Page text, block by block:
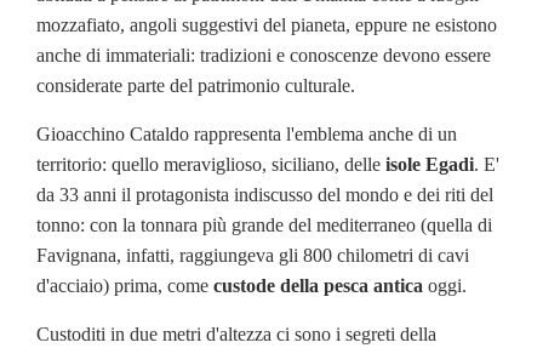
mozzafiato, angoli suggestivi del pianeta, eppure ne esistono
anche di immateriali: tradizioni e conoscenze devono essere
considerate parte del patrimonio culturale.
Gioacchino Cataldo rappresenta l'emblema anche di un
territorio: quello meraviglioso, siciliano, delle isole Egadi. E'
da 33 anni il protagonista indiscusso del mondo e dei riti del
tonno: con la tonnara più grande del mediterraneo (quella di
Favignana, infatti, raggiungeva gli 800 chilometri di cavi
d'acciaio) prima, come custode della pesca antica oggi.
Custoditi in due metri d'altezza ci sono i segreti della